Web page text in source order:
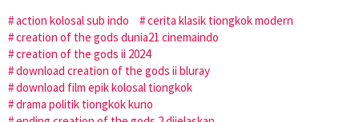
action kolosal sub indo
cerita klasik tiongkok modern
creation of the gods dunia21 cinemaindo
creation of the gods ii 2024
download creation of the gods ii bluray
download film epik kolosal tiongkok
drama politik tiongkok kuno